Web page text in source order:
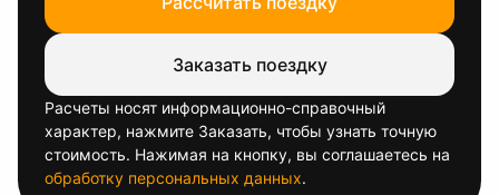
Заказать поездку
Расчеты носят информационно-справочный
характер, нажмите Заказать, чтобы узнать точную
стоимость. Нажимая на кнопку, вы соглашаетесь на
обработку персональных данных.